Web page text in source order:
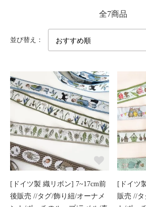
全7商品
並び替え：
[ドイツ製 織リボン] 7~17cm前
後販売 //タグ/飾り紐/オーナメ
[ドイツ
販売 //タ